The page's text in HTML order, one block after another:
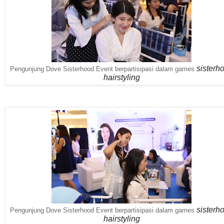
Pengunjung Dove Sisterhood Event berpartisipasi dalam games
hairstyling
Pengunjung Dove Sisterhood Event berpartisipasi dalam games
hairstyling